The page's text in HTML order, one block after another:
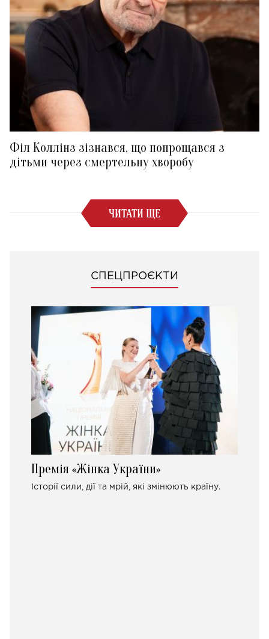
Філ Коллінз зізнався, що попрощався з
дітьми через смертельну хворобу
ЧИТАТИ ЩЕ
СПЕЦПРОЄКТИ
Премія «Жінка України»
Історії сили, дії та мрій, які змінюють країну.